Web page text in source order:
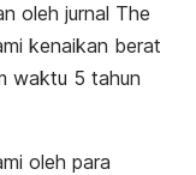
oleh jurnal The
kenaikan berat
waktu 5 tahun
oleh para